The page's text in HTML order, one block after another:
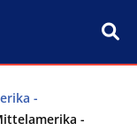
-
-